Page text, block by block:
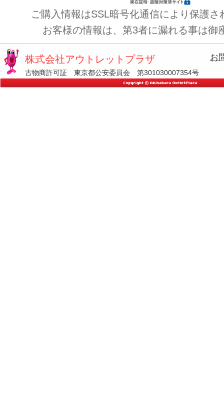
ご購入情報はSSL暗号化通信により保護さ
お客様の情報は、第3者に漏れる事は御
株式会社アウトレットプラザ
古物商許可証 東京都公安委員会 第301030007354号
お